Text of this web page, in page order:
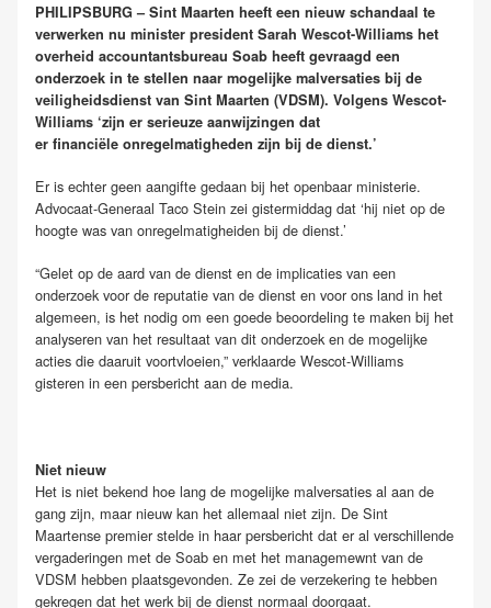
PHILIPSBURG – Sint Maarten heeft een nieuw schandaal te
verwerken nu minister president Sarah Wescot-Williams het
overheid accountantsbureau Soab heeft gevraagd een
onderzoek in te stellen naar mogelijke malversaties bij de
veiligheidsdienst van Sint Maarten (VDSM). Volgens Wescot-
Williams ‘zijn er serieuze aanwijzingen dat
er financiële onregelmatigheden zijn bij de dienst.’
Er is echter geen aangifte gedaan bij het openbaar ministerie.
Advocaat-Generaal Taco Stein zei gistermiddag dat ‘hij niet op de
hoogte was van onregelmatigheiden bij de dienst.’
“Gelet op de aard van de dienst en de implicaties van een
onderzoek voor de reputatie van de dienst en voor ons land in het
algemeen, is het nodig om een goede beoordeling te maken bij het
analyseren van het resultaat van dit onderzoek en de mogelijke
acties die daaruit voortvloeien,” verklaarde Wescot-Williams
gisteren in een persbericht aan de media.
Niet nieuw
Het is niet bekend hoe lang de mogelijke malversaties al aan de
gang zijn, maar nieuw kan het allemaal niet zijn. De Sint
Maartense premier stelde in haar persbericht dat er al verschillende
vergaderingen met de Soab en met het managemewnt van de
VDSM hebben plaatsgevonden. Ze zei de verzekering te hebben
gekregen dat het werk bij de dienst normaal doorgaat.